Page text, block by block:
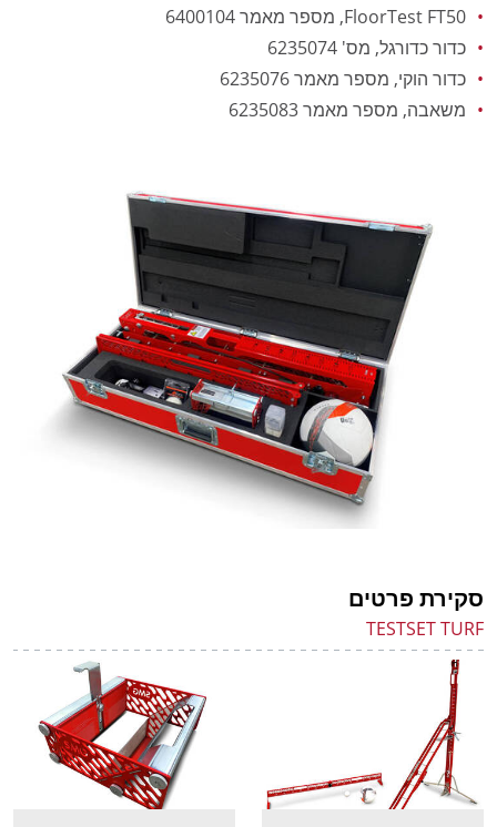
FloorTest FT50, מספר מאמר 6400104
כדור כדורגל, מס' 6235074
כדור הוקי, מספר מאמר 6235076
משאבה, מספר מאמר 6235083
סקירת פרטים
TESTSET TURF